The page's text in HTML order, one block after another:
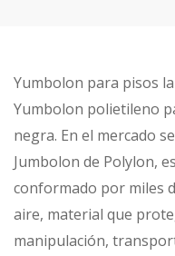
Yumbolon para pisos
Yumbolon polietileno
negra. En el mercado
Jumbolon de Polylon,
conformado por miles
aire, material que
manipulación,